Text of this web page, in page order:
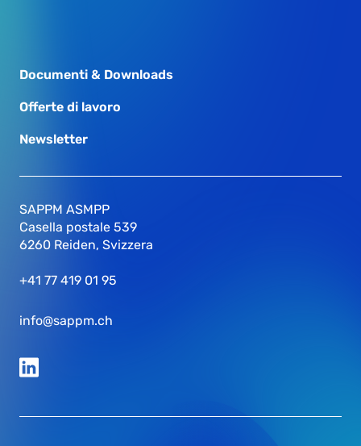
Documenti & Downloads
Offerte di lavoro
Newsletter
SAPPM ASMPP
Casella postale 539
6260 Reiden, Svizzera
+41 77 419 01 95
info@sappm.ch